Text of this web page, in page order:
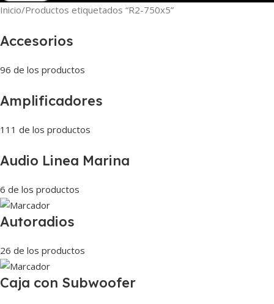
Inicio Productos etiquetados “R2-750x5”
Accesorios
96 de los productos
Amplificadores
111 de los productos
Audio Linea Marina
6 de los productos
Autoradios
26 de los productos
Caja con Subwoofer